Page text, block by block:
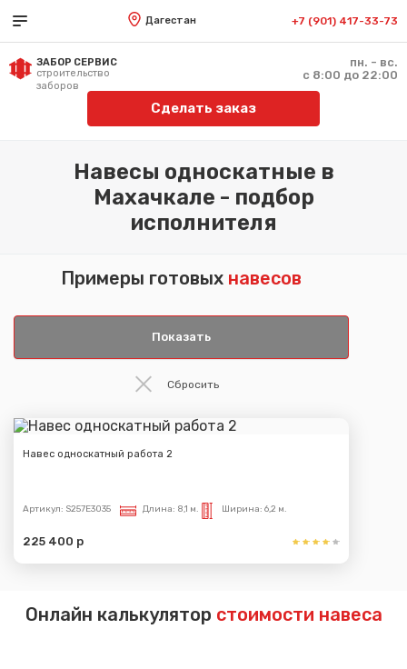
Дагестан +7 (901) 417-33-73
ЗАБОР СЕРВИС
строительство
заборов
пн. - вс.
с 8:00 до 22:00
Сделать заказ
Навесы односкатные в
Махачкале - подбор
исполнителя
Примеры готовых навесов
Навес односкатный работа 2
Артикул: S257E3035 Длина: 8,1 м. Ширина: 6,2 м.
225 400 р
Онлайн калькулятор стоимости навеса